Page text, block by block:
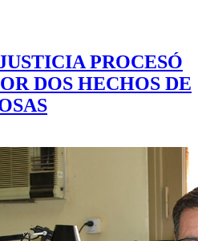
PROCESÓ
DOS HECHOS DE